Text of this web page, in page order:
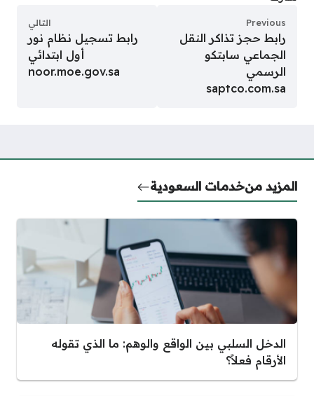
Previous
رابط حجز تذاكر النقل
الجماعي سابتكو
الرسمي
saptco.com.sa
التالي
رابط تسجيل نظام نور
أول ابتدائي
noor.moe.gov.sa
المزيد منخدمات السعودية
الدخل السلبي بين الواقع والوهم: ما الذي تقوله
الأرقام فعلاً؟